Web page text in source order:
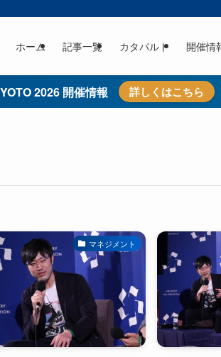
ホーム 記事一覧 カタパルト 開催情
2026 開催情報 詳しくはこちら
マネジメント